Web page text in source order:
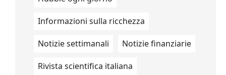
Informazioni sulla ricchezza
Notizie settimanali Notizie finanziarie
Rivista scientifica italiana